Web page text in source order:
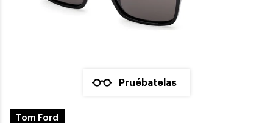
Pruébatelas
Tom Ford